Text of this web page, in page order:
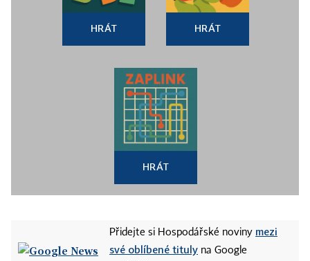
HRÁT HRÁT
HRÁT
Přidejte si Hospodářské noviny mezi
své oblíbené tituly na Google